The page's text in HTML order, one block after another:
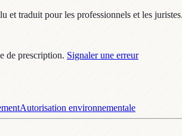
et traduit pour les professionnels et les
de prescription. Signaler une erreur
Autorisation environnementale